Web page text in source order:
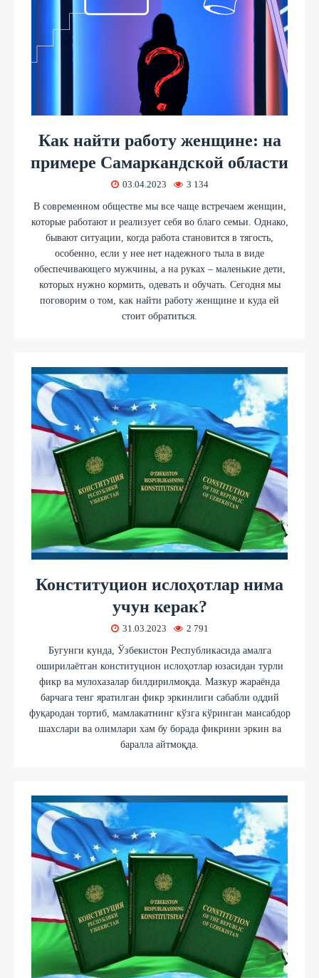
Как найти работу женщине: на
примере Самаркандской области
03.04.2023 3 134
В современном обществе мы все чаще встречаем женщин,
которые работают и реализует себя во благо семьи. Однако,
бывают ситуации, когда работа становится в тягость,
особенно, если у нее нет надежного тыла в виде
обеспечивающего мужчины, а на руках – маленькие дети,
которых нужно кормить, одевать и обучать. Сегодня мы
поговорим о том, как найти работу женщине и куда ей
стоит обратиться.
Конституцион ислоҳотлар нима
учун керак?
31.03.2023 2 791
Бугунги кунда, Ўзбекистон Республикасида амалга
оширилаётган конституцион ислоҳотлар юзасидан турли
фикр ва мулохазалар билдирилмоқда. Мазкур жараёнда
барчага тенг яратилган фикр эркинлиги сабабли оддий
фуқародан тортиб, мамлакатнинг кўзга кўринган мансабдор
шахслари ва олимлари хам бу борада фикрини эркин ва
баралла айтмоқда.